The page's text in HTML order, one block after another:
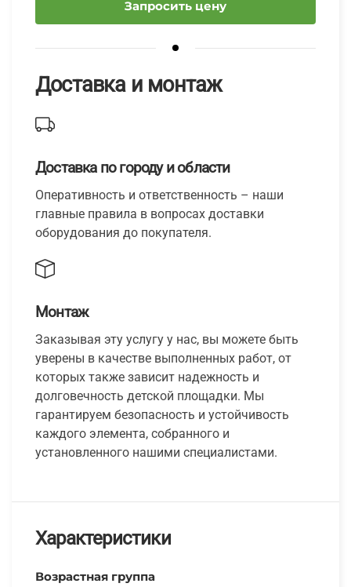
Запросить цену
Доставка и монтаж
Доставка по городу и области
Оперативность и ответственность – наши
главные правила в вопросах доставки
оборудования до покупателя.
Монтаж
Заказывая эту услугу у нас, вы можете быть
уверены в качестве выполненных работ, от
которых также зависит надежность и
долговечность детской площадки. Мы
гарантируем безопасность и устойчивость
каждого элемента, собранного и
установленного нашими специалистами.
Характеристики
Возрастная группа